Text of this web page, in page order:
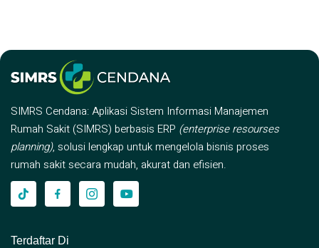
SIMRS Cendana: Aplikasi Sistem Informasi Manajemen
Rumah Sakit (SIMRS) berbasis ERP (enterprise resourses
planning), solusi lengkap untuk mengelola bisnis proses
rumah sakit secara mudah, akurat dan efisien.
Terdaftar Di